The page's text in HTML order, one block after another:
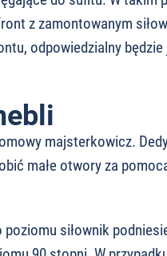
z zamontowanym
odpowiedzialny
majsterkowicz.
małe otwory za
siłownik